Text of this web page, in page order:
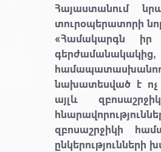
Հայաստանում
տուրօպերատորի
«Համակարգն
նախատեսված է ոչ
այլև
զբոսաշրջիկի
ընկերությունների